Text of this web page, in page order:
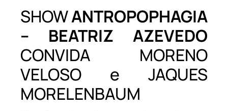
SHOWANTROPOPHAGIA
– BEATRIZ AZEVEDO
CONVIDA MORENO
VELOSO e JAQUES
MORELENBAUM